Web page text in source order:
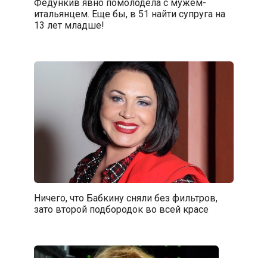
Федункив явно помолодела с мужем-
итальянцем. Еще бы, в 51 найти супруга на
13 лет младше!
Ничего, что Бабкину сняли без фильтров,
зато второй подбородок во всей красе